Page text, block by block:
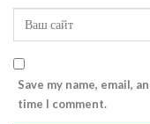
Save my name, email,
time I comment.